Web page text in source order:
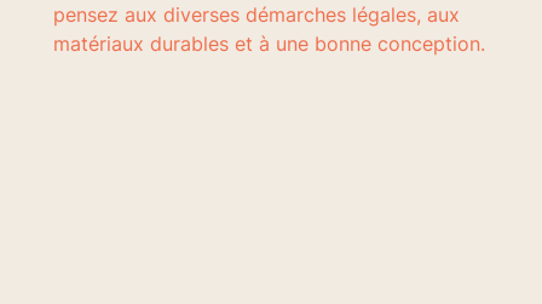
pensez aux diverses démarches légales, aux
matériaux durables et à une bonne conception.